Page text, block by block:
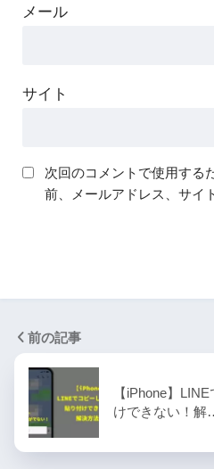
メール
サイト
次回のコメントで使用する
前、メールアドレス、サイ
前の記事
【iPhone】
けできない！解